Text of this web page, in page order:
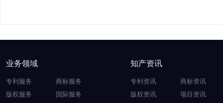
业务领域
专利服务
商标服务
版权服务
国际服务
知产资讯
专利资讯
商标资讯
版权资讯
项目资讯